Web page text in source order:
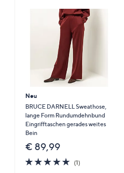
Neu
BRUCE DARNELL Sweathose,
lange Form Rundumdehnbund
Eingrifftaschen gerades weites
Bein
€ 89,99
5.0
von
(1)1